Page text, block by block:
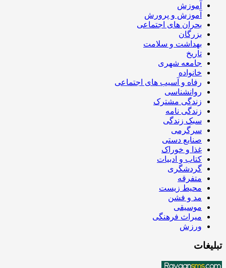
آموزش
آموزش و پرورش
بحران های اجتماعی
بزرگان
بهداشت و سلامت
تاریخ
جامعه شهری
خانواده
رفاه و آسیب های اجتماعی
روانشناسی
زندگی مشترک
زندگی نامه
سبک زندگی
سرگرمی
صنایع دستی
غذا و خوراک
کتاب و ادبیات
گردشگری
متفرقه
محیط زیست
مد و فشن
موسیقی
میراث فرهنگی
ورزش
تبلیغات